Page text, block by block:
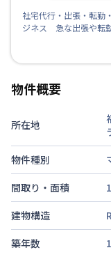
社宅代行・出張・転勤
ジネス 急な出張や転
物件概要
所在地
物件種別
間取り・面積
建物構造
築年数